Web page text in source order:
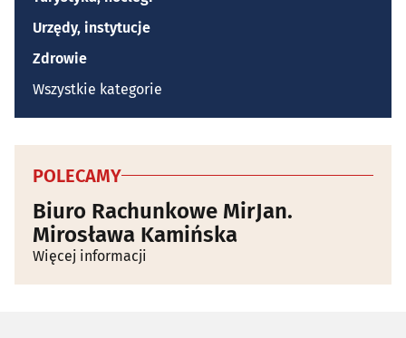
Urzędy, instytucje
Zdrowie
Wszystkie kategorie
POLECAMY
Biuro Rachunkowe MirJan.
Mirosława Kamińska
Więcej informacji